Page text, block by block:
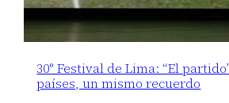
30° Festival de Lima: “El
países, un mismo recuerdo